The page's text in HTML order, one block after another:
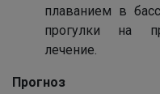
плаванием в
прогулки на
лечение.
Прогноз